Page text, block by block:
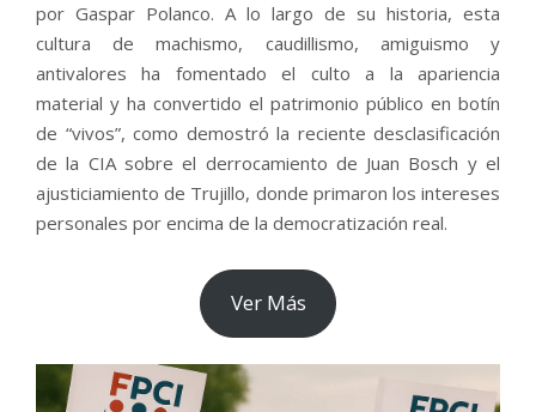
por Gaspar Polanco. A lo largo de su historia, esta
cultura de machismo, caudillismo, amiguismo y
antivalores ha fomentado el culto a la apariencia
material y ha convertido el patrimonio público en botín
de “vivos”, como demostró la reciente desclasificación
de la CIA sobre el derrocamiento de Juan Bosch y el
ajusticiamiento de Trujillo, donde primaron los intereses
personales por encima de la democratización real.
Ver Más